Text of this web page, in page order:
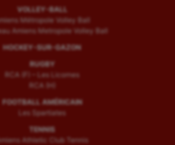
VOLLEY-BALL
Métropole Volley Ball
Amiens Metropole Volley Ball
HOCKEY-SUR-GAZON
RUGBY
RCA (F) – Les Licornes
RCA (H)
FOOTBALL AMÉRICAIN
Les Spartiates
TENNIS
Athletic Club Tennis